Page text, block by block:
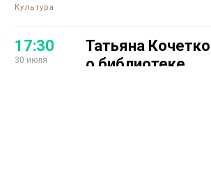
Культура
17:30
30 июля
Татьяна
о библиотеке